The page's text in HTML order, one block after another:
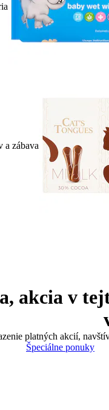
a zábava
akcia v
platných akcií,
Špeciálne ponuky